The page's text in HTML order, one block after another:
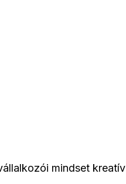
mindset kreatív